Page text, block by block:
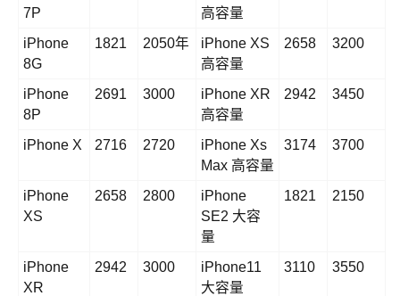
7P
高容量
iPhone
8G
1821 2050年
iPhone XS
高容量
2658 3200
iPhone
8P
2691 3000
iPhone XR
高容量
2942 3450
iPhone X 2716 2720
iPhone Xs
Max 高容量
3174 3700
iPhone
XS
2658 2800
iPhone
SE2 大容
量
1821 2150
iPhone
XR
2942 3000
iPhone11
大容量
3110 3550